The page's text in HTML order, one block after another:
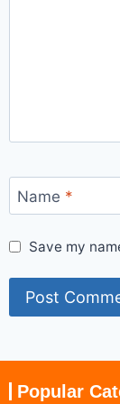
Name *
Save my
Popular